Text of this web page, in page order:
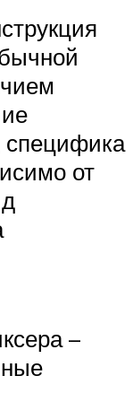
специфика
от
–